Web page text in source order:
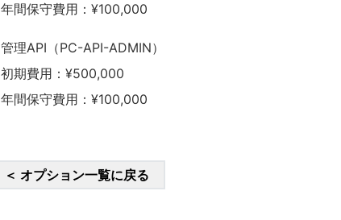
年間保守費用：¥100,000
管理API（PC-API-ADMIN）
初期費用：¥500,000
年間保守費用：¥100,000
＜ オプション一覧に戻る